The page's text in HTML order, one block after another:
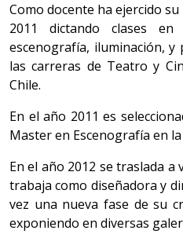
Como docente ha ejercido
2011 dictando clases
escenografía, iluminación, y
las carreras de Teatro y
Chile.
En el año 2011 es
Master en Escenografía en
En el año 2012 se traslada a
trabaja como diseñadora y
vez una nueva fase de su
exponiendo en diversas